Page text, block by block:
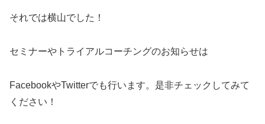
それでは横山でした！
セミナーやトライアルコーチングのお知らせは
FacebookやTwitterでも行います。是非チェックしてみて
ください！